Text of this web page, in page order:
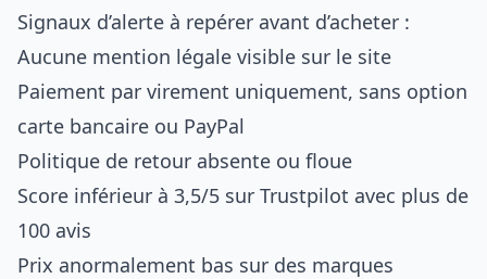
Signaux d’alerte à repérer avant d’acheter :
Aucune mention légale visible sur le site
Paiement par virement uniquement, sans option
carte bancaire ou PayPal
Politique de retour absente ou floue
Score inférieur à 3,5/5 sur Trustpilot avec plus de
100 avis
Prix anormalement bas sur des marques